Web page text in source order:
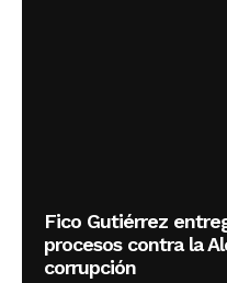
Fico Gutiérrez
procesos contra la
corrupción